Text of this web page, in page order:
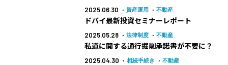
2025.06.30 資産運用 不動産
ドバイ最新投資セミナーレポート
2025.05.28 法律制度 不動産
私道に関する通行掘削承諾書が不要に？
2025.04.30 相続手続き 不動産